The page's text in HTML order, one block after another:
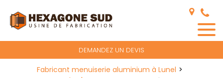
DEMANDEZ UN DEVIS
Fabricant menuiserie aluminium à Lunel